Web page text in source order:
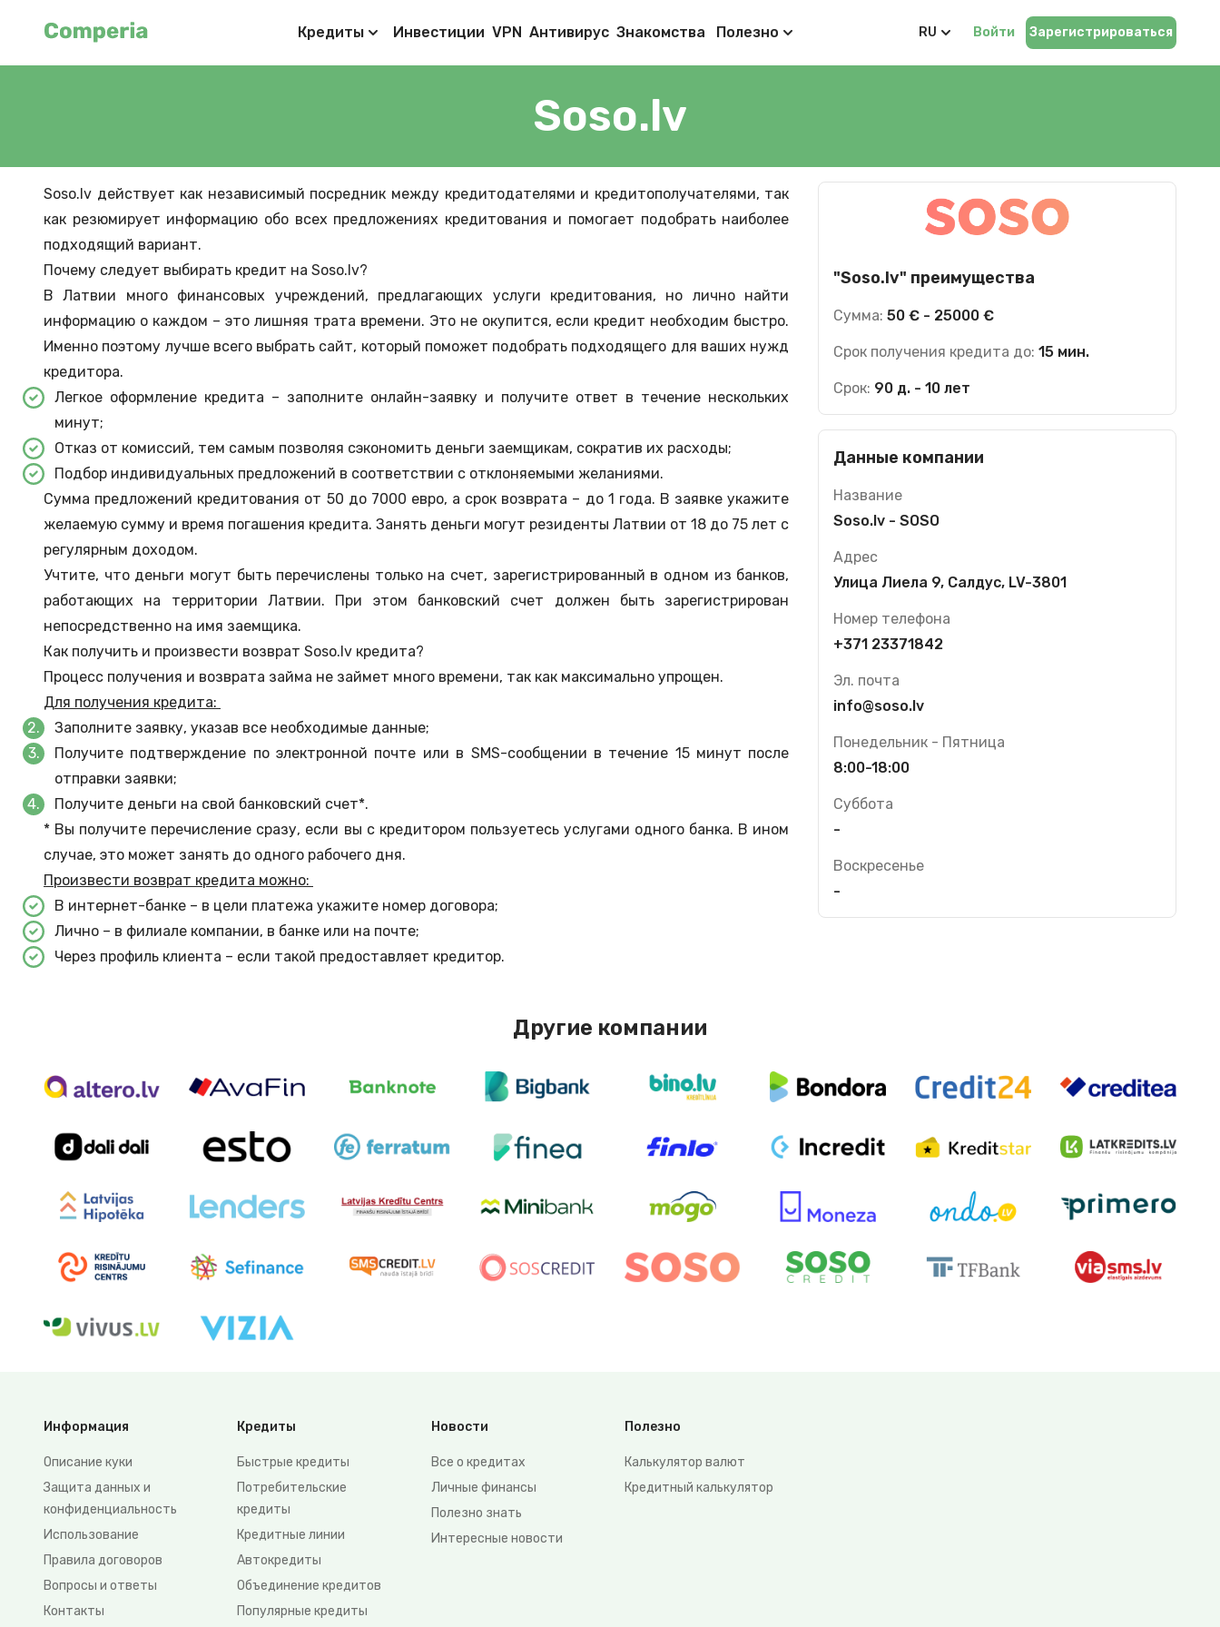
Кредиты Инвестиции VPN Антивирус Знакомства Полезно RU Войти Зарегистрироваться
Soso.lv
"Soso.lv" преимущества
Сумма:50 € - 25000 €
Срок получения кредита до:15 мин.
Срок: 90 д. - 10 лет
Данные компании
Название
Soso.lv - SOSO
Адрес
Улица Лиела 9, Салдус, LV-3801
Номер телефона
+371 23371842
Эл. почта
info@soso.lv
Понедельник - Пятница
8:00-18:00
Суббота
-
Воскресенье
-
Soso.lv действует как независимый посредник между кредитодателями и кредитополучателями, так
как резюмирует информацию обо всех предложениях кредитования и помогает подобрать наиболее
подходящий вариант.
Почему следует выбирать кредит на Soso.lv?
В Латвии много финансовых учреждений, предлагающих услуги кредитования, но лично найти
информацию о каждом – это лишняя трата времени. Это не окупится, если кредит необходим быстро.
Именно поэтому лучше всего выбрать сайт, который поможет подобрать подходящего для ваших нужд
кредитора.
Легкое оформление кредита – заполните онлайн-заявку и получите ответ в течение нескольких
минут;
Отказ от комиссий, тем самым позволяя сэкономить деньги заемщикам, сократив их расходы;
Подбор индивидуальных предложений в соответствии с отклоняемыми желаниями.
Сумма предложений кредитования от 50 до 7000 евро, а срок возврата – до 1 года. В заявке укажите
желаемую сумму и время погашения кредита. Занять деньги могут резиденты Латвии от 18 до 75 лет с
регулярным доходом.
Учтите, что деньги могут быть перечислены только на счет, зарегистрированный в одном из банков,
работающих на территории Латвии. При этом банковский счет должен быть зарегистрирован
непосредственно на имя заемщика.
Как получить и произвести возврат Soso.lv кредита?
Процесс получения и возврата займа не займет много времени, так как максимально упрощен.
Для получения кредита:
Заполните заявку, указав все необходимые данные;
Получите подтверждение по электронной почте или в SMS-сообщении в течение 15 минут после
отправки заявки;
Получите деньги на свой банковский счет*.
* Вы получите перечисление сразу, если вы с кредитором пользуетесь услугами одного банка. В ином
случае, это может занять до одного рабочего дня.
Произвести возврат кредита можно:
В интернет-банке – в цели платежа укажите номер договора;
Лично – в филиале компании, в банке или на почте;
Через профиль клиента – если такой предоставляет кредитор.
Другие компании
Информация
Описание куки
Защита данных и
конфиденциальность
Использование
Правила договоров
Вопросы и ответы
Контакты
Кредиты
Быстрые кредиты
Потребительские
кредиты
Кредитные линии
Автокредиты
Объединение кредитов
Популярные кредиты
Новости
Все о кредитах
Личные финансы
Полезно знать
Интересные новости
Полезно
Калькулятор валют
Кредитный калькулятор